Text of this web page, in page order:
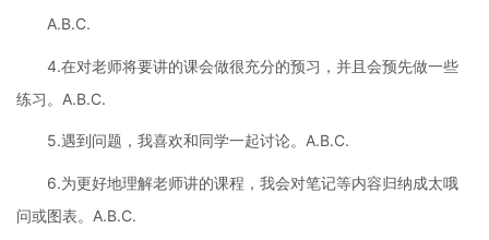
A.B.C.
4.在对老师将要讲的课会做很充分的预习，并且会预先做一些
练习。A.B.C.
5.遇到问题，我喜欢和同学一起讨论。A.B.C.
6.为更好地理解老师讲的课程，我会对笔记等内容归纳成太哦
问或图表。A.B.C.